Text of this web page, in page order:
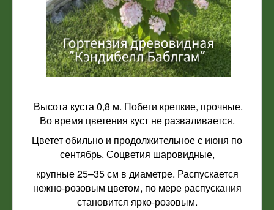
Высота куста 0,8 м. Побеги крепкие, прочные.
Во время цветения куст не разваливается.
Цветет обильно и продолжительное с июня по
сентябрь. Соцветия шаровидные,
крупные 25–35 см в диаметре. Распускается
нежно-розовым цветом, по мере распускания
становится ярко-розовым.